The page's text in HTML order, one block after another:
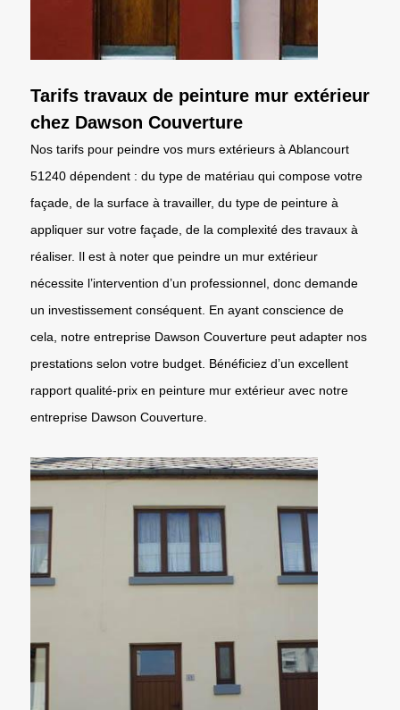
Tarifs travaux de peinture mur extérieur
chez Dawson Couverture
Nos tarifs pour peindre vos murs extérieurs à Ablancourt
51240 dépendent : du type de matériau qui compose votre
façade, de la surface à travailler, du type de peinture à
appliquer sur votre façade, de la complexité des travaux à
réaliser. Il est à noter que peindre un mur extérieur
nécessite l’intervention d’un professionnel, donc demande
un investissement conséquent. En ayant conscience de
cela, notre entreprise Dawson Couverture peut adapter nos
prestations selon votre budget. Bénéficiez d’un excellent
rapport qualité-prix en peinture mur extérieur avec notre
entreprise Dawson Couverture.